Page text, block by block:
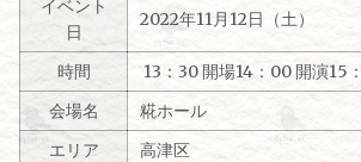
イベント
日
2022年11月12日（土）
時間
13：30 開場14：00 開演15
会場名
糀ホール
エリア
高津区